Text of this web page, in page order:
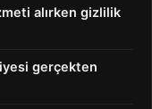
alırken gizlilik
gerçekten